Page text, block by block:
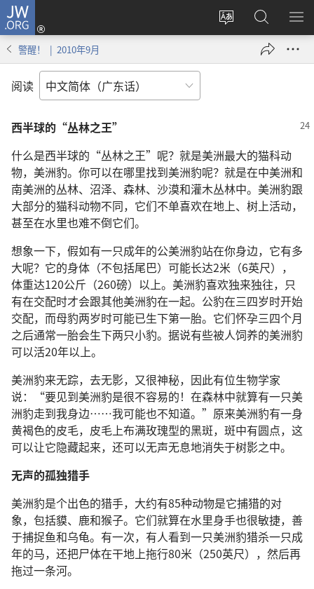
JW.ORG
更
登
录
（打
搜
索
JW.ORG
显
警醒！ | 2010年9月
阅读
西半球的“丛林之王”
什么是西半球的“丛林之王”呢？就是美洲最大的猫科动
物，美洲豹。你可以在哪里找到美洲豹呢？就是在中美洲和
南美洲的丛林、沼泽、森林、沙漠和灌木丛林中。美洲豹跟
大部分的猫科动物不同，它们不单喜欢在地上、树上活动，
甚至在水里也难不倒它们。
想象一下，假如有一只成年的公美洲豹站在你身边，它有多
大呢？它的身体（不包括尾巴）可能长达2米（6英尺），
体重达120公斤（260磅）以上。美洲豹喜欢独来独往，只
有在交配时才会跟其他美洲豹在一起。公豹在三四岁时开始
交配，而母豹两岁时可能已生下第一胎。它们怀孕三四个月
之后通常一胎会生下两只小豹。据说有些被人饲养的美洲豹
可以活20年以上。
美洲豹来无踪，去无影，又很神秘，因此有位生物学家
说：“要见到美洲豹是很不容易的！在森林中就算有一只美
洲豹走到我身边……我可能也不知道。”原来美洲豹有一身
黄褐色的皮毛，皮毛上布满玫瑰型的黑斑，斑中有圆点，这
可以让它隐藏起来，还可以无声无息地消失于树影之中。
无声的孤独猎手
美洲豹是个出色的猎手，大约有85种动物是它捕猎的对
象，包括貘、鹿和猴子。它们就算在水里身手也很敏捷，善
于捕捉鱼和乌龟。有一次，有人看到一只美洲豹猎杀一只成
年的马，还把尸体在干地上拖行80米（250英尺），然后再
拖过一条河。